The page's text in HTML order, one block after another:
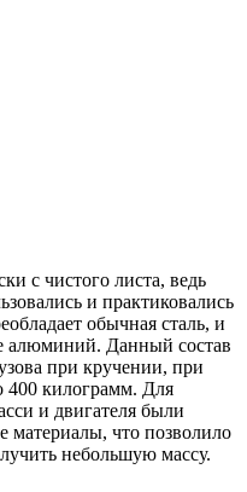
с чистого листа, ведь
и практиковались
обычная сталь, и
алюминий. Данный состав
при кручении, при
400 килограмм. Для
и двигателя были
материалы, что позволило
небольшую массу.